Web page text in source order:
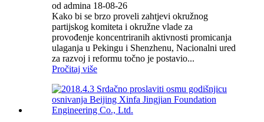
od admina 18-08-26
Kako bi se brzo proveli zahtjevi okružnog
partijskog komiteta i okružne vlade za
provođenje koncentriranih aktivnosti promicanja
ulaganja u Pekingu i Shenzhenu, Nacionalni ured
za razvoj i reformu točno je postavio...
Pročitaj više